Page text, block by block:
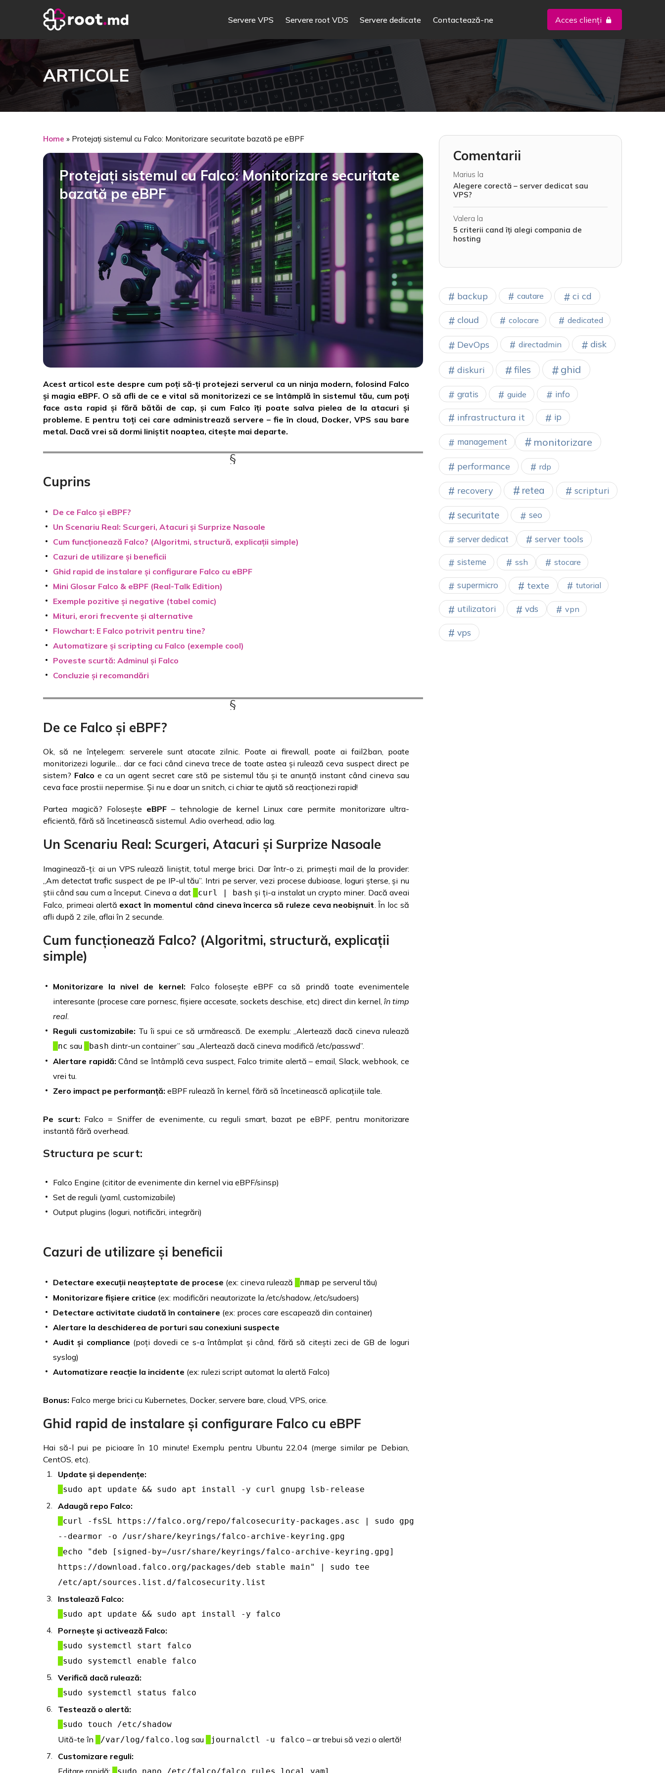
Servere VPS Servere root VDS Servere dedicate Contactează-ne Acces clienți
ARTICOLE
Home » Protejați sistemul cu Falco: Monitorizare securitate bazată pe eBPF
Protejați sistemul cu Falco: Monitorizare securitate
bazată pe eBPF
Acest articol este despre cum poți să-ți protejezi serverul ca un ninja modern, folosind Falco
și magia eBPF. O să afli de ce e vital să monitorizezi ce se întâmplă în sistemul tău, cum poți
face asta rapid și fără bătăi de cap, și cum Falco îți poate salva pielea de la atacuri și
probleme. E pentru toți cei care administrează servere – fie în cloud, Docker, VPS sau bare
metal. Dacă vrei să dormi liniștit noaptea, citește mai departe.
Cuprins
De ce Falco și eBPF?
Un Scenariu Real: Scurgeri, Atacuri și Surprize Nasoale
Cum funcționează Falco? (Algoritmi, structură, explicații simple)
Cazuri de utilizare și beneficii
Ghid rapid de instalare și configurare Falco cu eBPF
Mini Glosar Falco & eBPF (Real-Talk Edition)
Exemple pozitive și negative (tabel comic)
Mituri, erori frecvente și alternative
Flowchart: E Falco potrivit pentru tine?
Automatizare și scripting cu Falco (exemple cool)
Poveste scurtă: Adminul și Falco
Concluzie și recomandări
De ce Falco și eBPF?
Ok, să ne înțelegem: serverele sunt atacate zilnic. Poate ai firewall, poate ai fail2ban, poate
monitorizezi logurile… dar ce faci când cineva trece de toate astea și rulează ceva suspect direct pe
sistem? Falco e ca un agent secret care stă pe sistemul tău și te anunță instant când cineva sau
ceva face prostii nepermise. Și nu e doar un snitch, ci chiar te ajută să reacționezi rapid!
Partea magică? Folosește eBPF– tehnologie de kernel Linux care permite monitorizare ultra-
eficientă, fără să încetinească sistemul. Adio overhead, adio lag.
Un Scenariu Real: Scurgeri, Atacuri și Surprize Nasoale
Imaginează-ți: ai un VPS rulează liniștit, totul merge brici. Dar într-o zi, primești mail de la provider:
„Am detectat trafic suspect de pe IP-ul tău”. Intri pe server, vezi procese dubioase, loguri șterse, și nu
știi când sau cum a început. Cineva a dat
curl | bash și ți-a instalat un crypto miner. Dacă aveai
Falco, primeai alertă exact în momentul când cineva încerca să ruleze ceva neobișnuit . În loc să
afli după 2 zile, aflai în 2 secunde.
Cum funcționează Falco? (Algoritmi, structură, explicații
simple)
Monitorizare la nivel de kernel: Falco folosește eBPF ca să prindă toate evenimentele
interesante (procese care pornesc, fișiere accesate, sockets deschise, etc) direct din kernel, în timp
real
Reguli customizabile: Tu îi spui ce să urmărească. De exemplu: „Alertează dacă cineva rulează
nc sau bash dintr-un container” sau „Alertează dacă cineva modifică /etc/passwd”.
Alertare rapidă: Când se întâmplă ceva suspect, Falco trimite alertă – email, Slack, webhook, ce
vrei tu.
Zero impact pe performanță: eBPF rulează în kernel, fără să încetinească aplicațiile tale.
Pe scurt: Falco = Sniffer de evenimente, cu reguli smart, bazat pe eBPF, pentru monitorizare
instantă fără overhead.
Structura pe scurt:
Falco Engine (cititor de evenimente din kernel via eBPF/sinsp)
Set de reguli (yaml, customizabile)
Output plugins (loguri, notificări, integrări)
Cazuri de utilizare și beneficii
Detectare execuții neașteptate de procese (ex: cineva rulează nmap pe serverul tău)
Monitorizare fișiere critice (ex: modificări neautorizate la /etc/shadow, /etc/sudoers)
Detectare activitate ciudată în containere (ex: proces care escapează din container)
Alertare la deschiderea de porturi sau conexiuni suspecte
Audit și compliance (poți dovedi ce s-a întâmplat și când, fără să citești zeci de GB de loguri
syslog)
Automatizare reacție la incidente (ex: rulezi script automat la alertă Falco)
Bonus: Falco merge brici cu Kubernetes, Docker, servere bare, cloud, VPS, orice.
Ghid rapid de instalare și configurare Falco cu eBPF
Hai să-l pui pe picioare în 10 minute! Exemplu pentru Ubuntu 22.04 (merge similar pe Debian,
CentOS, etc).
Update și dependențe:
sudo apt update && sudo apt install -y curl gnupg lsb-release
Adaugă repo Falco:
curl -fsSL https://falco.org/repo/falcosecurity-packages.asc | sudo gpg
--dearmor -o /usr/share/keyrings/falco-archive-keyring.gpg
echo "deb [signed-by=/usr/share/keyrings/falco-archive-keyring.gpg]
https://download.falco.org/packages/deb stable main" | sudo tee
/etc/apt/sources.list.d/falcosecurity.list
Instalează Falco:
sudo apt update && sudo apt install -y falco
Pornește și activează Falco:
sudo systemctl start falco
sudo systemctl enable falco
Verifică dacă rulează:
sudo systemctl status falco
Testează o alertă:
sudo touch /etc/shadow
Uită-te în /var/log/falco.log sau journalctl -u falco – ar trebui să vezi o alertă!
Customizare reguli:
Comentarii
Marius la
Alegere corectă – server dedicat sau
VPS?
Valera la
5 criterii cand îți alegi compania de
hosting
backup cautare ci cd
cloud colocare dedicated
DevOps directadmin disk
diskuri files ghid
gratis guide info
infrastructura it ip
management monitorizare
performance rdp
recovery retea scripturi
securitate seo
server dedicat server tools
sisteme ssh stocare
supermicro texte tutorial
utilizatori vds vpn
vps